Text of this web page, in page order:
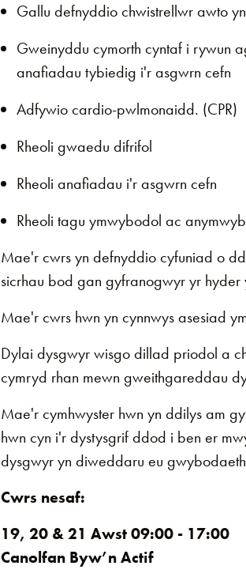
Gallu defnyddio chwistrellwr awto
Gweinyddu cymorth cyntaf i rywun
anafiadau tybiedig i'r asgwrn cefn
Adfywio cardio-pwlmonaidd. (CPR)
Rheoli gwaedu difrifol
Rheoli anafiadau i'r asgwrn cefn
Rheoli tagu ymwybodol ac
Mae'r cwrs yn defnyddio cyfuniad o
sicrhau bod gan gyfranogwyr yr
Mae'r cwrs hwn yn cynnwys asesiad
Dylai dysgwyr wisgo dillad priodol a
cymryd rhan mewn gweithgareddau
Mae'r cymhwyster hwn yn ddilys am
hwn cyn i'r dystysgrif ddod i ben er
dysgwyr yn diweddaru eu
Cwrs nesaf:
19, 20 & 21 Awst 09:00 - 17:00
Canolfan Byw’n Actif